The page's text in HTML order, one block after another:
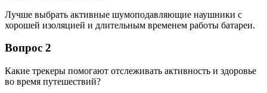
Лучше выбрать активные шумоподавляющие наушники с
хорошей изоляцией и длительным временем работы батареи.
Вопрос 2
Какие трекеры помогают отслеживать активность и здоровье
во время путешествий?